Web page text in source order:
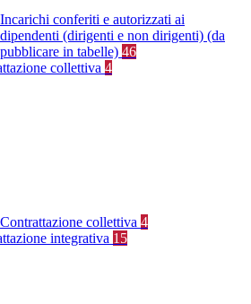
Incarichi conferiti e autorizzati ai
dipendenti (dirigenti e non dirigenti) (da
pubblicare in tabelle) 46
collettiva 4
Contrattazione collettiva 4
integrativa 15